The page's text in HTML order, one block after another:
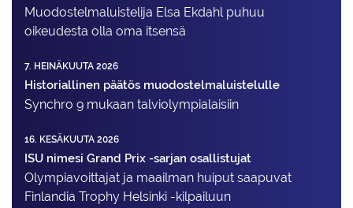
Muodostelma­luistelija Elsa Ekdahl puhuu
oikeudesta olla oma itsensä
7. HEINÄKUUTA 2026
Historiallinen päätös muodostelmaluistelulle
Synchro 9 mukaan talviolympialaisiin
16. KESÄKUUTA 2026
ISU nimesi Grand Prix -sarjan osallistujat
Olympiavoittajat ja maailman huiput saapuvat
Finlandia Trophy Helsinki -kilpailuun